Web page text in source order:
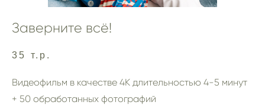
Заверните всё!
35 т.р.
Видеофильм в качестве 4К длительностью 4-5 минут
+ 50 обработанных фотографий